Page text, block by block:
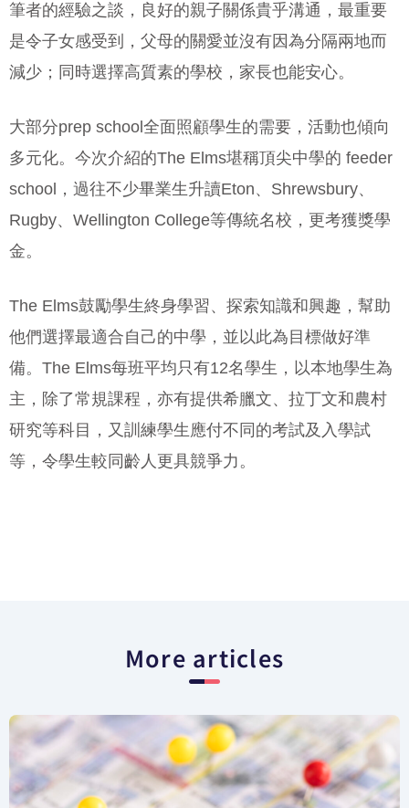
筆者的經驗之談，良好的親子關係貴乎溝通，最重要
是令子女感受到，父母的關愛並沒有因為分隔兩地而
減少；同時選擇高質素的學校，家長也能安心。
大部分prep school全面照顧學生的需要，活動也傾向
多元化。今次介紹的The Elms堪稱頂尖中學的 feeder
school，過往不少畢業生升讀Eton、Shrewsbury、
Rugby、Wellington College等傳統名校，更考獲獎學
金。
The Elms鼓勵學生終身學習、探索知識和興趣，幫助
他們選擇最適合自己的中學，並以此為目標做好準
備。The Elms每班平均只有12名學生，以本地學生為
主，除了常規課程，亦有提供希臘文、拉丁文和農村
研究等科目，又訓練學生應付不同的考試及入學試
等，令學生較同齡人更具競爭力。
More articles